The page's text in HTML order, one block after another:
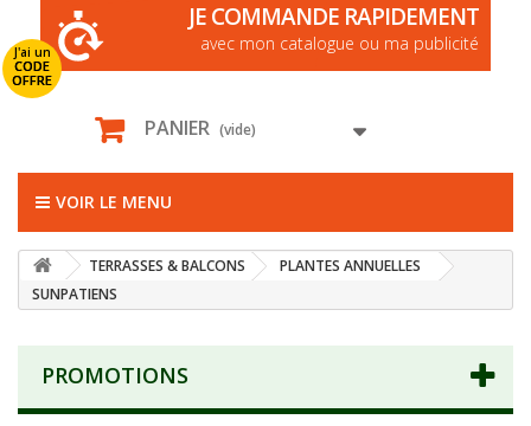
J'ai un
CODE
OFFRE
JE COMMANDE RAPIDEMENT
avec mon catalogue ou ma publicité
PANIER (vide)
VOIR LE MENU
TERRASSES & BALCONS
PLANTES ANNUELLES
SUNPATIENS
PROMOTIONS